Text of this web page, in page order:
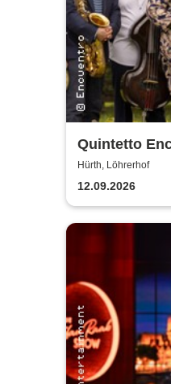
Quintetto
Hürth, Löhrerhof
12.09.2026